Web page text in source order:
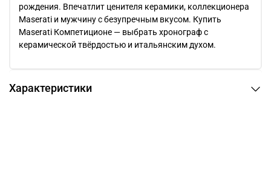
рождения. Впечатлит ценителя керамики, коллекционера
Maserati и мужчину с безупречным вкусом. Купить
Maserati Компетиционе — выбрать хронограф с
керамической твёрдостью и итальянским духом.
Характеристики